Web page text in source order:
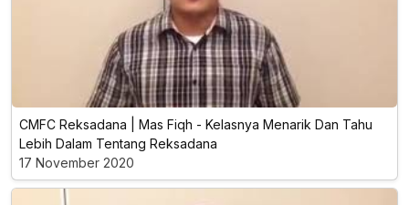
CMFC Reksadana | Mas Fiqh - Kelasnya Menarik Dan Tahu
Lebih Dalam Tentang Reksadana
17 November 2020